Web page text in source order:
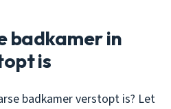
badkamer in
is
badkamer verstopt is? Let